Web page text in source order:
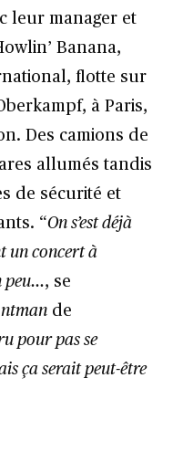
leur manager et
Banana,
flotte sur
à Paris,
Des camions de
allumés tandis
de sécurité et
“On s’est déjà
un concert à
peu…, se
de
pour pas se
ça serait peut-être